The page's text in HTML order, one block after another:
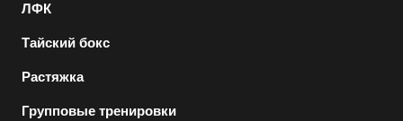
ЛФК
Тайский бокс
Растяжка
Групповые тренировки